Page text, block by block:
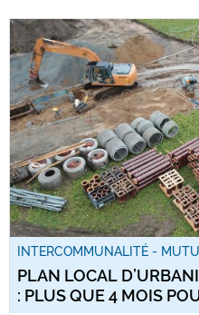
INTERCOMMUNALITÉ -
PLAN LOCAL
: PLUS QUE 4 MOIS